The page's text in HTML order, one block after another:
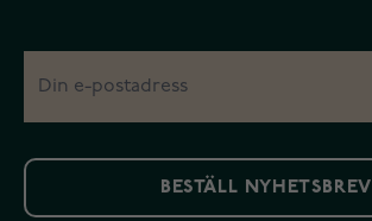
BESTÄLL NYHETSBREV